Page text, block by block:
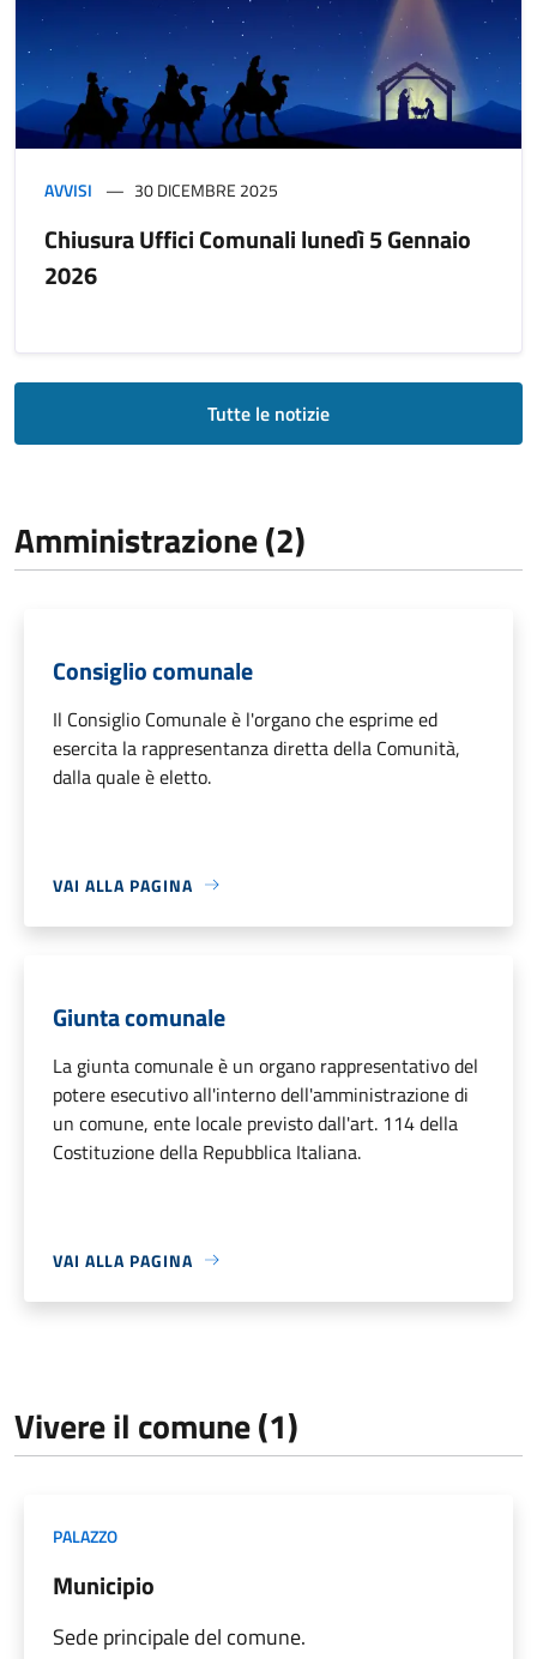
AVVISI 30 DICEMBRE 2025
Chiusura Uffici Comunali lunedì 5 Gennaio
2026
Tutte le notizie
Amministrazione (2)
Consiglio comunale
Il Consiglio Comunale è l'organo che esprime ed
esercita la rappresentanza diretta della Comunità,
dalla quale è eletto.
VAI ALLA PAGINA
Giunta comunale
La giunta comunale è un organo rappresentativo del
potere esecutivo all'interno dell'amministrazione di
un comune, ente locale previsto dall'art. 114 della
Costituzione della Repubblica Italiana.
VAI ALLA PAGINA
Vivere il comune (1)
PALAZZO
Municipio
Sede principale del comune.